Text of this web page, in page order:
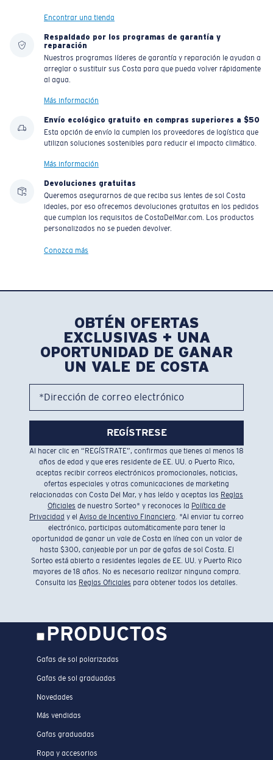
Encontrar una tienda
Respaldado por los programas de garantía y
reparación
Nuestros programas líderes de garantía y reparación le ayudan a
arreglar o sustituir sus Costa para que pueda volver rápidamente
al agua.
Más información
Envío ecológico gratuito en compras superiores a $50
Esta opción de envío la cumplen los proveedores de logística que
utilizan soluciones sostenibles para reducir el impacto climático.
Más información
Devoluciones gratuitas
Queremos asegurarnos de que reciba sus lentes de sol Costa
ideales, por eso ofrecemos devoluciones gratuitas en los pedidos
que cumplan los requisitos de CostaDelMar.com. Los productos
personalizados no se pueden devolver.
Conozca más
OBTÉN OFERTAS
EXCLUSIVAS + UNA
OPORTUNIDAD DE GANAR
UN VALE DE COSTA
*Dirección de correo electrónico
REGÍSTRESE
Al hacer clic en “REGÍSTRATE”, confirmas que tienes al menos 18
años de edad y que eres residente de EE. UU. o Puerto Rico,
aceptas recibir correos electrónicos promocionales, noticias,
ofertas especiales y otras comunicaciones de marketing
relacionadas con Costa Del Mar, y has leído y aceptas las Reglas
Oficiales de nuestro Sorteo* y reconoces la Política de
Privacidad y el Aviso de Incentivo Financiero . *Al enviar tu correo
electrónico, participas automáticamente para tener la
oportunidad de ganar un vale de Costa en línea con un valor de
hasta $300, canjeable por un par de gafas de sol Costa. El
Sorteo está abierto a residentes legales de EE. UU. y Puerto Rico
mayores de 18 años. No es necesario realizar ninguna compra.
Consulta las Reglas Oficiales para obtener todos los detalles.
PRODUCTOS
Gafas de sol polarizadas
Gafas de sol graduadas
Novedades
Más vendidas
Gafas graduadas
Ropa y accesorios